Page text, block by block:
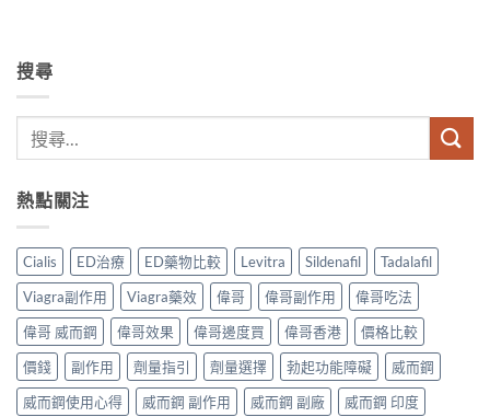
搜尋
熱點關注
Cialis ED治療 ED藥物比較 Levitra Sildenafil
Tadalafil
Viagra副作用
Viagra藥效 偉哥 偉哥副作用
偉哥吃法
偉哥 威而鋼
偉哥效果 偉哥邊度買 偉哥香港
價格比較
價錢
副作用 劑量指引 劑量選擇 勃起功能障礙
威而鋼
威而鋼使用心得
威而鋼 副作用 威而鋼 副廠 威而鋼 印度